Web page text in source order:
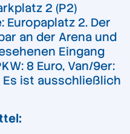
2 (P2)
Europaplatz 2. Der
an der Arena und
Eingang
8 Euro, Van/9er:
Es ist ausschließlich